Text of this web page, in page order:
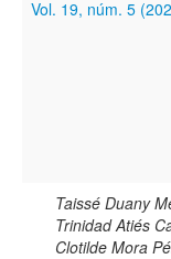
Texto completo
Vol. 19, núm. 5
Taissé Duany
Trinidad Atiés
Clotilde Mora